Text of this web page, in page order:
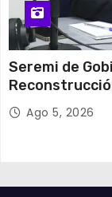
Seremi de
y el empleo en
Ago 5, 2026